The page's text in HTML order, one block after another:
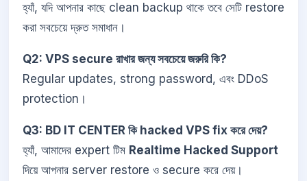
হ্যাঁ, যদি আপনার কাছে clean backup থাকে তবে সেটি restore
করা সবচেয়ে দ্রুত সমাধান।
Q2: VPS secure রাখার জন্য সবচেয়ে জরুরি কি?
Regular updates, strong password, এবং DDoS
protection।
Q3: BD IT CENTER কি hacked VPS fix করে দেয়?
হ্যাঁ, আমাদের expert টিম Realtime Hacked Support
দিয়ে আপনার server restore ও secure করে দেয়।